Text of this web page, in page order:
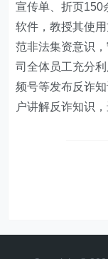
宣传单、折页150
软件，教授其使
范非法集资意识
司全体员工充分
频号等发布反诈
户讲解反诈知识